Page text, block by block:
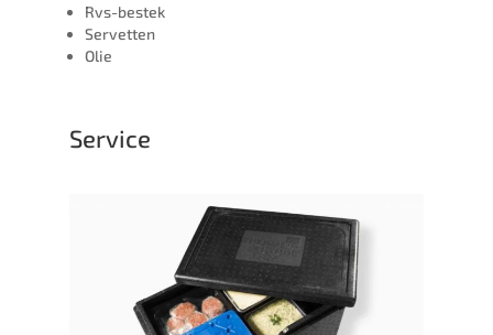
Rvs-bestek
Servetten
Olie
Service